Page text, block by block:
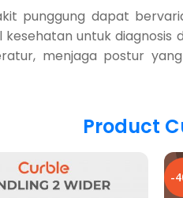
punggung dapat
untuk
menjaga postur
Product
-